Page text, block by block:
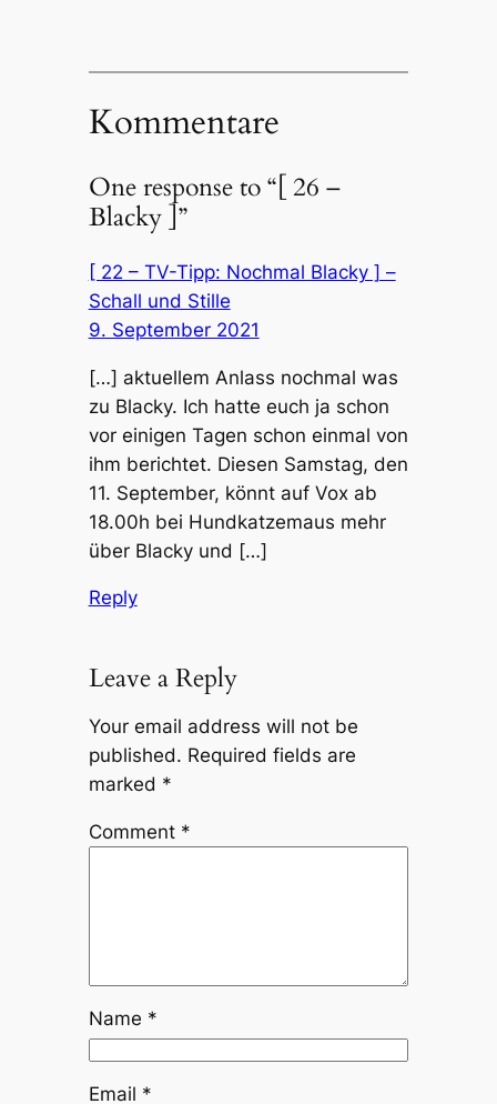
Kommentare
One response to “[ 26 –
Blacky ]”
[ 22 – TV-Tipp: Nochmal Blacky ] –
Schall und Stille
9. September 2021
[…] aktuellem Anlass nochmal was
zu Blacky. Ich hatte euch ja schon
vor einigen Tagen schon einmal von
ihm berichtet. Diesen Samstag, den
11. September, könnt auf Vox ab
18.00h bei Hundkatzemaus mehr
über Blacky und […]
Reply
Leave a Reply
Your email address will not be
published. Required fields are
marked *
Comment *
Name *
Email *